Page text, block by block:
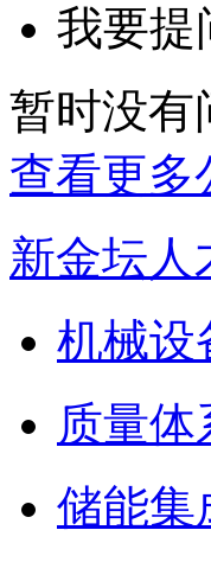
我要提
暂时没有
查看更多
新金坛人
机械设
质量体
储能集